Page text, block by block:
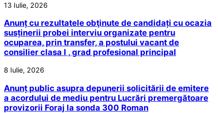
13 Iulie, 2026
Anunț cu rezultatele obţinute de candidați cu ocazia
susținerii probei interviu organizate pentru
ocuparea, prin transfer, a postului vacant de
consilier clasa I , grad profesional principal
8 Iulie, 2026
Anunț public asupra depunerii solicitării de emitere
a acordului de mediu pentru Lucrări premergătoare
provizorii Foraj la sonda 300 Roman